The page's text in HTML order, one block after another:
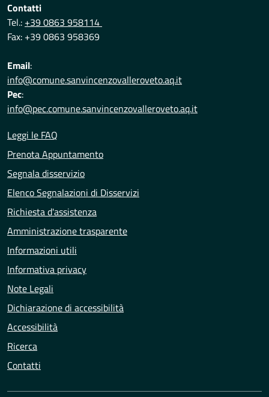
Contatti
Tel.: +39 0863 958114
Fax: +39 0863 958369
Email:
info@comune.sanvincenzovalleroveto.aq.it
Pec:
info@pec.comune.sanvincenzovalleroveto.aq.it
Leggi le FAQ
Prenota Appuntamento
Segnala disservizio
Elenco Segnalazioni di Disservizi
Richiesta d'assistenza
Amministrazione trasparente
Informazioni utili
Informativa privacy
Note Legali
Dichiarazione di accessibilità
Accessibilità
Ricerca
Contatti